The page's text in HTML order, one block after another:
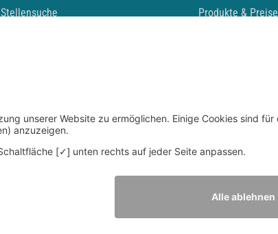
Stellensuche
Durchsuchen Sie den Stellenkatalog
Produkte & Preise